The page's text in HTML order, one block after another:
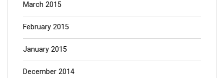
March 2015
February 2015
January 2015
December 2014